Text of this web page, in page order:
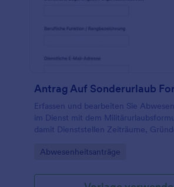
Antrag Auf Sonderurlaub
Erfassen und bearbeiten Sie
im Dienst mit dem
damit Dienststellen Zeiträume,
Formularantworten zentral in Jotform
Go to Category:
Abwesenheitsanträge